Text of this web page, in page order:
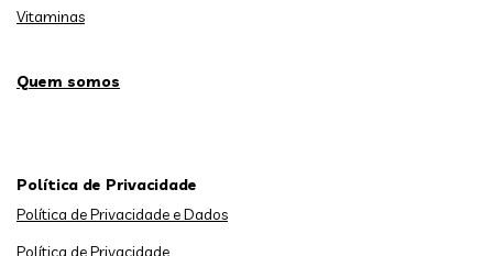
Vitaminas
Quem somos
Política de Privacidade
Política de Privacidade e Dados
Política de Privacidade